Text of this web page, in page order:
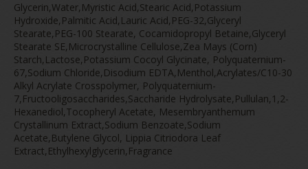
Glycerin,Water,Myristic Acid,Stearic Acid,Potassium
Hydroxide,Palmitic Acid,Lauric Acid,PEG-32,Glyceryl
Stearate,PEG-100 Stearate, Cocamidopropyl Betaine,Glyceryl
Stearate SE,Microcrystalline Cellulose,Zea Mays (Corn)
Starch,Lactose,Potassium Cocoyl Glycinate, Polyquaternium-
67,Sodium Chloride,Disodium EDTA,Menthol,Acrylates/C10-30
Alkyl Acrylate Crosspolymer, Polyquaternium-
7,Fructooligosaccharides,Saccharide Hydrolysate,Pullulan,1,2-
Hexanediol,Tocopheryl Acetate, Mesembryanthemum
Crystallinum Extract,Sodium Benzoate,Sodium
Acetate,Butylene Glycol, Lippia Citriodora Leaf
Extract,Ethylhexylglycerin,Fragrance